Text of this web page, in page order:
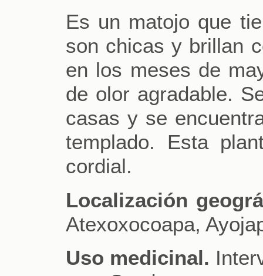
Es un matojo que
son chicas y brillan
en los meses de
de olor agradable.
casas y se
templado. Esta
cordial.
Localización
Atexoxocoapa,
Uso medicinal.